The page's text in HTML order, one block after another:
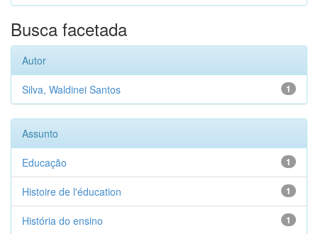
Busca facetada
Autor
1
Silva, Waldinei Santos
Assunto
1
Educação
1
Histoire de l'éducation
1
História do ensino